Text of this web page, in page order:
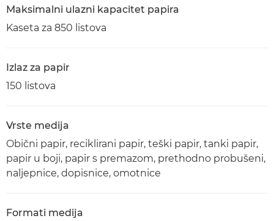
Maksimalni ulazni kapacitet papira
Kaseta za 850 listova
Izlaz za papir
150 listova
Vrste medija
Obični papir, reciklirani papir, teški papir, tanki papir,
papir u boji, papir s premazom, prethodno probušeni,
naljepnice, dopisnice, omotnice
Formati medija